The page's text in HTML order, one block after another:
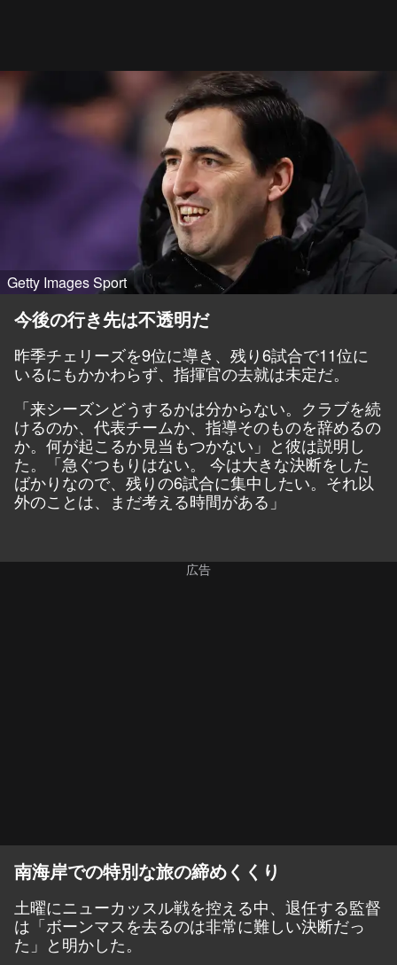
Getty Images Sport
今後の行き先は不透明だ
昨季チェリーズを9位に導き、残り6試合で11位に
いるにもかかわらず、指揮官の去就は未定だ。
「来シーズンどうするかは分からない。クラブを続
けるのか、代表チームか、指導そのものを辞めるの
か。何が起こるか見当もつかない」と彼は説明し
た。「急ぐつもりはない。 今は大きな決断をした
ばかりなので、残りの6試合に集中したい。それ以
外のことは、まだ考える時間がある」
南海岸での特別な旅の締めくくり
土曜にニューカッスル戦を控える中、退任する監督
は「ボーンマスを去るのは非常に難しい決断だっ
た」と明かした。